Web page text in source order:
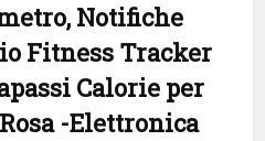
Notifiche
Fitness Tracker
Calorie per
-Elettronica